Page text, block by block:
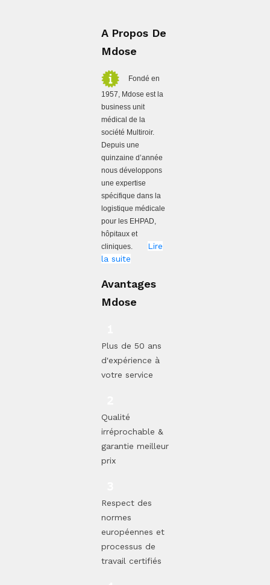
A Propos De
Mdose
Fondé en
1957, Mdose est la
business unit
médical de la
société Multiroir.
Depuis une
quinzaine d’année
nous développons
une expertise
spécifique dans la
logistique médicale
pour les EHPAD,
hôpitaux et
cliniques.
Lire
la suite
Avantages
Mdose
Plus de 50 ans
d'expérience à
votre service
Qualité
irréprochable &
garantie meilleur
prix
Respect des
normes
européennes et
processus de
travail certifiés